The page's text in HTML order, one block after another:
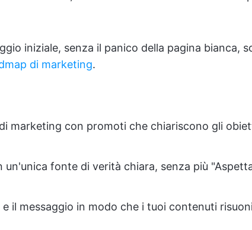
iniziale, senza il panico della pagina bianca,
di marketing.
marketing con promoti che chiariscono gli
un'unica fonte di verità chiara, senza più
il messaggio in modo che i tuoi contenuti